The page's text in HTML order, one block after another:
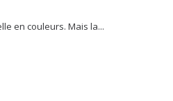
en couleurs. Mais la...